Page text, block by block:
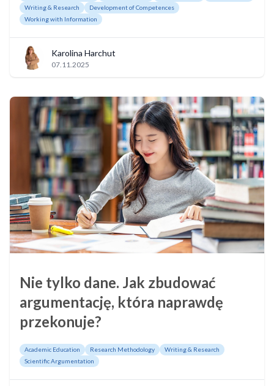
Writing & Research
Development of Competences
Working with Information
Karolina Harchut
07.11.2025
Nie tylko dane. Jak zbudować
argumentację, która naprawdę
przekonuje?
Academic Education Research Methodology
Writing & Research
Scientific Argumentation